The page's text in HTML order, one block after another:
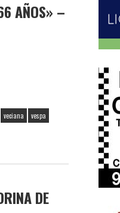
AÑOS» –
veciana
vespa
DE